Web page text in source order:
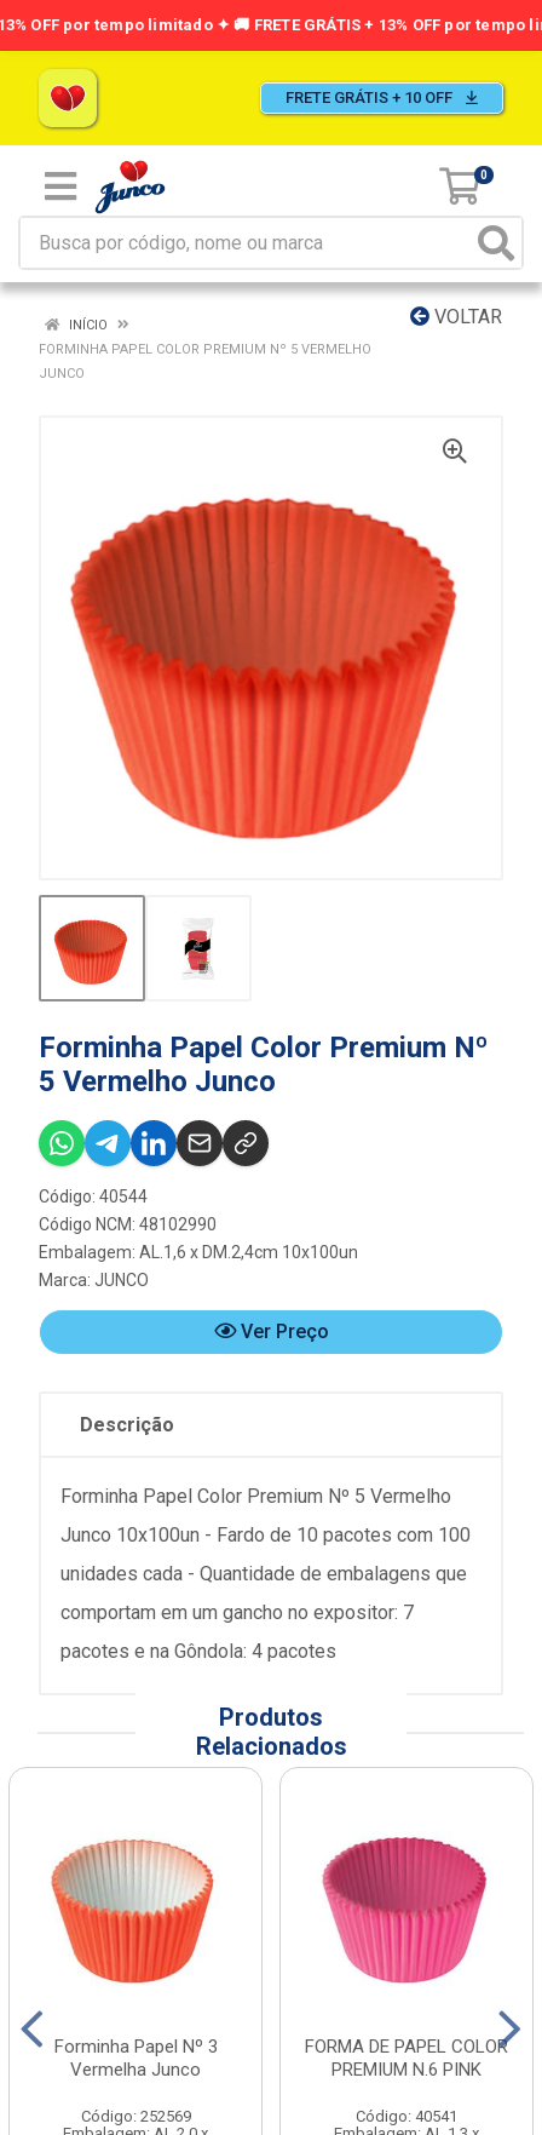
FRETE GRÁTIS + 10 OFF
0
VOLTAR
INÍCIO
FORMINHA PAPEL COLOR PREMIUM Nº 5 VERMELHO
JUNCO
Forminha Papel Color Premium Nº
5 Vermelho Junco
Código: 40544
Código NCM: 48102990
Embalagem: AL.1,6 x DM.2,4cm 10x100un
Marca: JUNCO
Ver Preço
Descrição
Forminha Papel Color Premium Nº 5 Vermelho
Junco 10x100un - Fardo de 10 pacotes com 100
unidades cada - Quantidade de embalagens que
comportam em um gancho no expositor: 7
pacotes e na Gôndola: 4 pacotes
Produtos
Relacionados
Forminha Papel Nº 3
Vermelha Junco
Código: 252569
FORMA DE PAPEL COLOR
PREMIUM N.6 PINK
Código: 40541